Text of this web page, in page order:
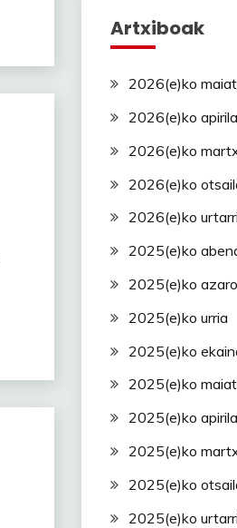
Artxiboak
2026(e)ko
2026(e)ko apirila
2026(e)ko
2026(e)ko
2026(e)ko
2025(e)ko
2025(e)ko
2025(e)ko urria
2025(e)ko
2025(e)ko
2025(e)ko apirila
2025(e)ko
2025(e)ko
2025(e)ko